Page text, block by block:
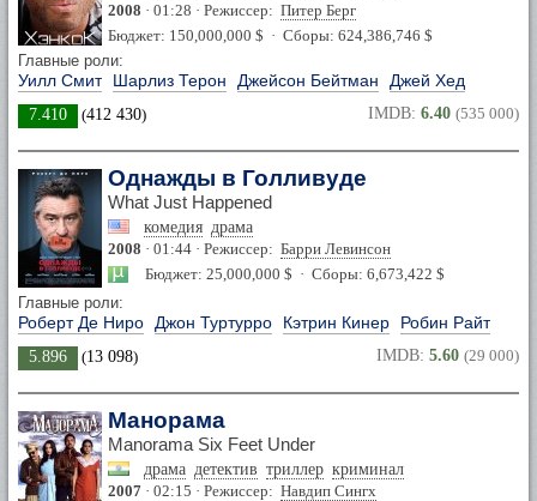
2008 · 01:28 · Режиссер: Питер Берг
Бюджет: 150,000,000 $ · Сборы: 624,386,746 $
Главные роли:
Уилл Смит Шарлиз Терон Джейсон Бейтман Джей Хед
7.410 (412 430) IMDB: 6.40 (535 000)
Однажды в Голливуде
What Just Happened
комедия драма
2008 · 01:44 · Режиссер: Барри Левинсон
Бюджет: 25,000,000 $ · Сборы: 6,673,422 $
Главные роли:
Роберт Де Ниро Джон Туртурро Кэтрин Кинер Робин Райт
5.896 (13 098) IMDB: 5.60 (29 000)
Манорама
Manorama Six Feet Under
драма детектив триллер криминал
2007 · 02:15 · Режиссер: Навдип Сингх